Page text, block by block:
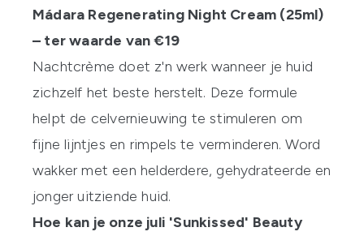
Mádara Regenerating Night Cream (25ml)
– ter waarde van €19
Nachtcrème doet z'n werk wanneer je huid
zichzelf het beste herstelt. Deze formule
helpt de celvernieuwing te stimuleren om
fijne lijntjes en rimpels te verminderen. Word
wakker met een helderdere, gehydrateerde en
jonger uitziende huid.
Hoe kan je onze juli 'Sunkissed' Beauty